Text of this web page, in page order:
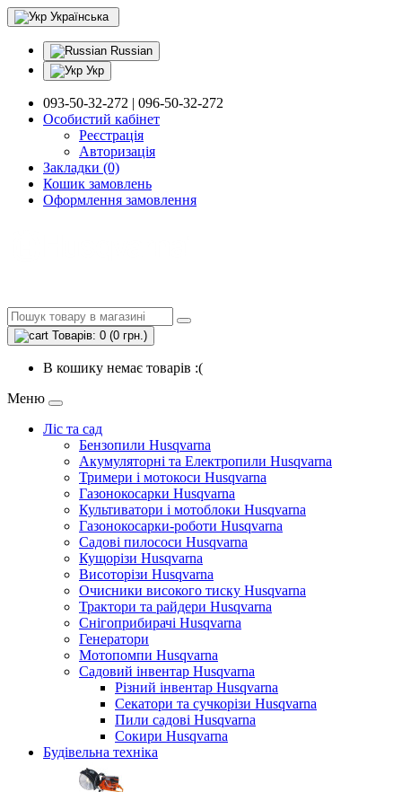
Українська
Russian
Укр
093-50-32-272 | 096-50-32-272
Особистий кабінет
Реєстрація
Авторизація
Закладки (0)
Кошик замовлень
Оформлення замовлення
Товарів: 0 (0 грн.)
В кошику немає товарів :(
Меню
Ліс та сад
Бензопили Husqvarna
Акумуляторні та Електропили Husqvarna
Тримери і мотокоси Husqvarna
Газонокосарки Husqvarna
Культиватори і мотоблоки Husqvarna
Газонокосарки-роботи Husqvarna
Садові пилососи Husqvarna
Кущорізи Husqvarna
Висоторізи Husqvarna
Очисники високого тиску Husqvarna
Трактори та райдери Husqvarna
Снігоприбирачі Husqvarna
Генератори
Мотопомпи Husqvarna
Садовий інвентар Husqvarna
Різний інвентар Husqvarna
Секатори та сучкорізи Husqvarna
Пили садові Husqvarna
Сокири Husqvarna
Будівельна техніка